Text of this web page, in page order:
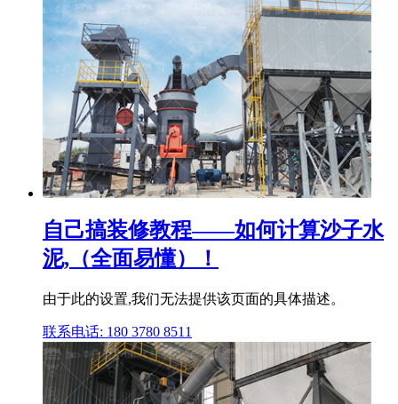
自己搞装修教程——如何计算沙子水
泥,（全面易懂）！
由于此的设置,我们无法提供该页面的具体描述。
联系电话: 180 3780 8511